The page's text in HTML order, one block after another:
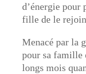
d’énergie pour
fille de le
Menacé par la
pour sa famille
longs mois